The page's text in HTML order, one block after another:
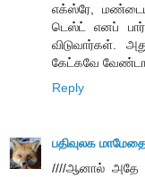
எக்ஸ்ரே,
டெஸ்ட் எனப்
விடுவார்கள்.
கேட்கவே
Reply
பதிவுலக
////ஆனால் அதே